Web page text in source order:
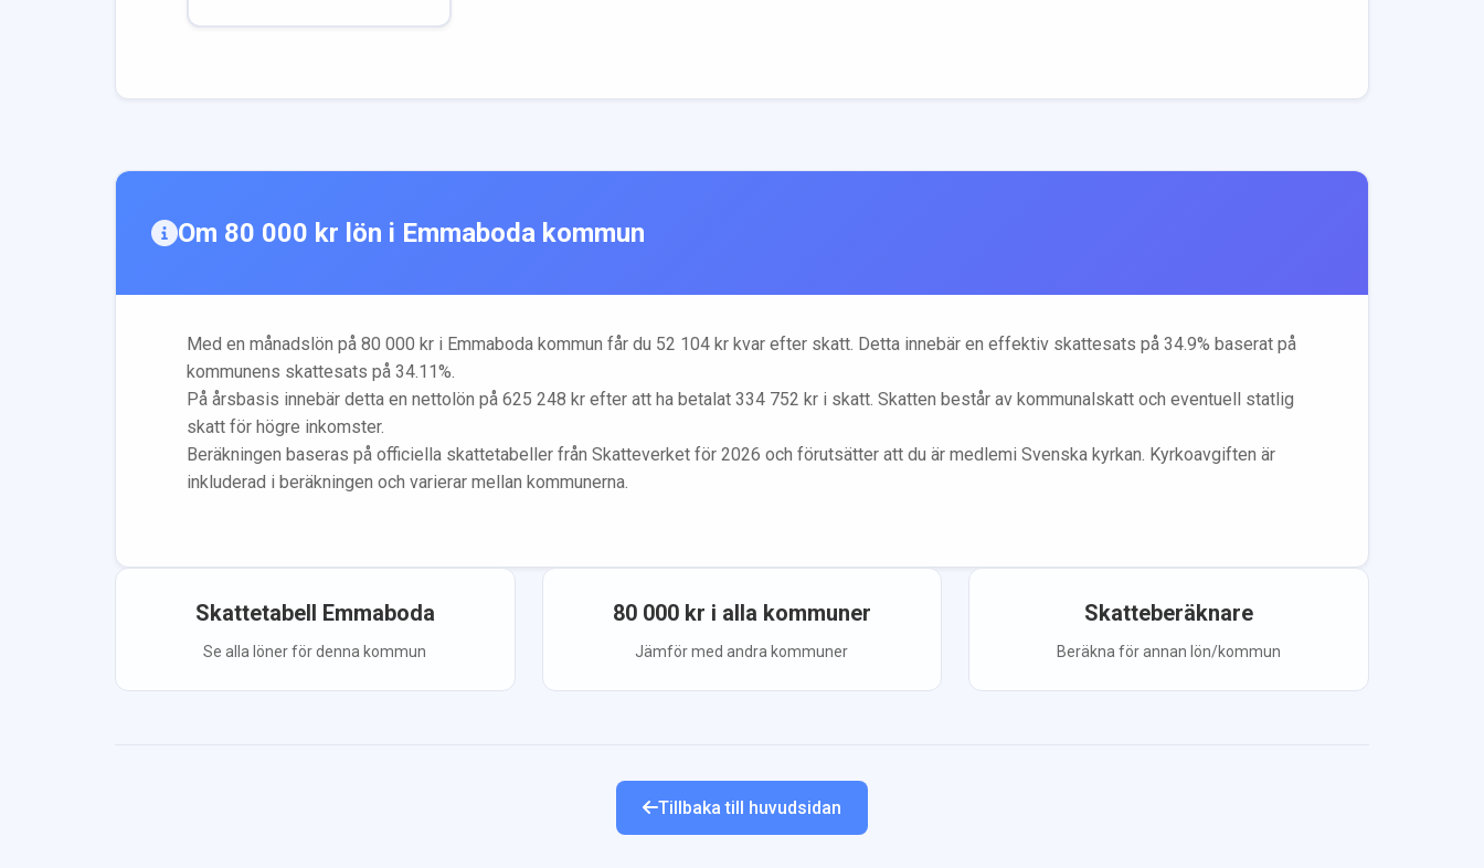
Om 80 000 kr lön i Emmaboda kommun
Med en månadslön på 80 000 kr i Emmaboda kommun får du 52 104 kr kvar efter skatt. Detta innebär en effektiv skattesats på 34.9% baserat på
kommunens skattesats på 34.11%.
På årsbasis innebär detta en nettolön på 625 248 kr efter att ha betalat 334 752 kr i skatt. Skatten består av kommunalskatt och eventuell statlig
skatt för högre inkomster.
Beräkningen baseras på officiella skattetabeller från Skatteverket för 2026 och förutsätter att du är medlemi Svenska kyrkan. Kyrkoavgiften är
inkluderad i beräkningen och varierar mellan kommunerna.
Skattetabell Emmaboda
Se alla löner för denna kommun
80 000kr i alla kommuner
Jämför med andra kommuner
Skatteberäknare
Beräkna för annan lön/kommun
Tillbaka till huvudsidan